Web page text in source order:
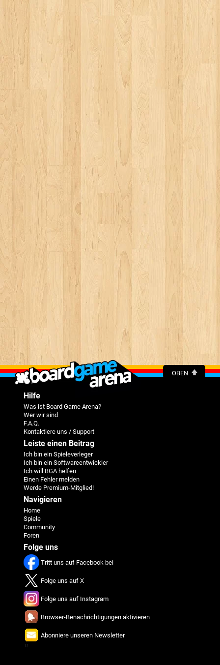
OBEN
Hilfe
Was ist Board Game Arena?
Wer wir sind
F.A.Q.
Kontaktiere uns / Support
Leiste einen Beitrag
Ich bin ein Spieleverleger
Ich bin ein Softwareentwickler
Ich will BGA helfen
Einen Fehler melden
Werde Premium-Mitglied!
Navigieren
Home
Spiele
Community
Foren
Folge uns
Tritt uns auf Facebook bei
Folge uns auf X
Folge uns auf Instagram
Browser-Benachrichtigungen aktivieren
Abonniere unseren Newsletter
π